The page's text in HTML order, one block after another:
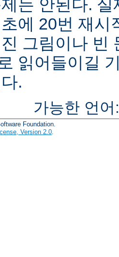
는 안된다.
에 20번 재시
그림이나 빈
읽어들이길
.
가능한 언
Foundation.
Version 2.0